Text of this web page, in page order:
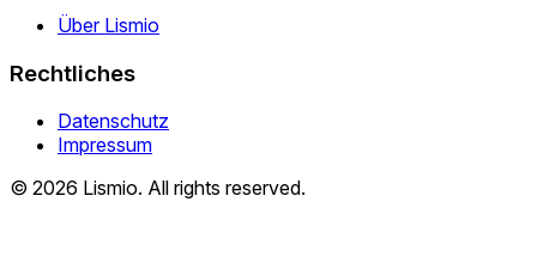
Über Lismio
Rechtliches
Datenschutz
Impressum
© 2026 Lismio. All rights reserved.